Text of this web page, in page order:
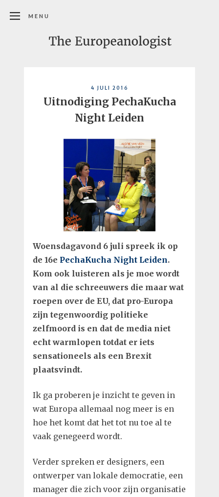
MENU
4 JULI 2016
Uitnodiging PechaKucha
Night Leiden
Woensdagavond 6 juli spreek ik op
de 16e PechaKucha Night Leiden.
Kom ook luisteren als je moe wordt
van al die schreeuwers die maar wat
roepen over de EU, dat pro-Europa
zijn tegenwoordig politieke
zelfmoord is en dat de media niet
echt warmlopen totdat er iets
sensationeels als een Brexit
plaatsvindt.
Ik ga proberen je inzicht te geven in
wat Europa allemaal nog meer is en
hoe het komt dat het tot nu toe al te
vaak genegeerd wordt.
Verder spreken er designers, een
ontwerper van lokale democratie, een
manager die zich voor zijn organisatie